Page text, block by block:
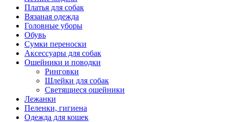
Платья для собак
Вязаная одежда
Головные уборы
Обувь
Сумки переноски
Аксессуары для собак
Ошейники и поводки
Ринговки
Шлейки для собак
Светящиеся ошейники
Лежанки
Пеленки, гигиена
Одежда для кошек